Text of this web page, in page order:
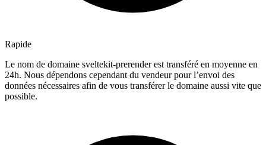
Rapide
Le nom de domaine sveltekit-prerender est transféré en moyenne en
24h. Nous dépendons cependant du vendeur pour l’envoi des
données nécessaires afin de vous transférer le domaine aussi vite que
possible.